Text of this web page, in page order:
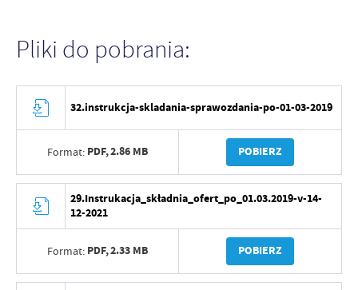
Pliki do pobrania:
32.instrukcja-skladania-sprawozdania-po-01-03-2019
Format: PDF,2.86 MB POBIERZ
29.Instrukacja_składnia_ofert_po_01.03.2019-v-14-
12-2021
Format: PDF,2.33 MB POBIERZ